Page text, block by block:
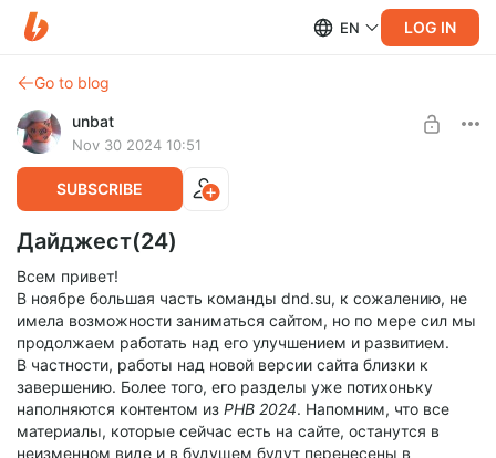
EN LOG IN
Go to blog
unbat
Nov 30 2024 10:51
SUBSCRIBE
Дайджест(24)
Всем привет!
В ноябре большая часть команды dnd.su, к сожалению, не
имела возможности заниматься сайтом, но по мере сил мы
продолжаем работать над его улучшением и развитием.
В частности, работы над новой версии сайта близки к
завершению. Более того, его разделы уже потихоньку
наполняются контентом из PHB 2024. Напомним, что все
материалы, которые сейчас есть на сайте, останутся в
неизменном виде и в будущем будут перенесены в